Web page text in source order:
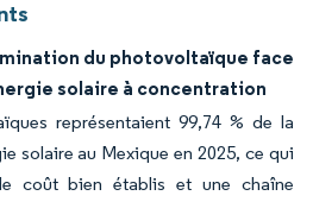
du photovoltaïque face
solaire à concentration
représentaient 99,74 % de la
solaire au Mexique en 2025, ce qui
coût bien établis et une chaîne